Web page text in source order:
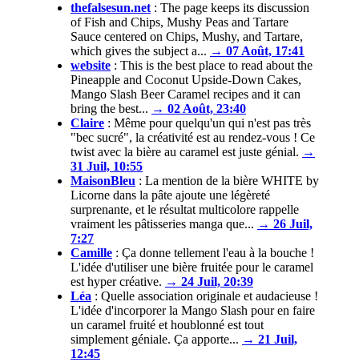
thefalsesun.net : The page keeps its discussion
of Fish and Chips, Mushy Peas and Tartare
Sauce centered on Chips, Mushy, and Tartare,
which gives the subject a... → 07 Août, 17:41
website : This is the best place to read about the
Pineapple and Coconut Upside-Down Cakes,
Mango Slash Beer Caramel recipes and it can
bring the best... → 02 Août, 23:40
Claire : Même pour quelqu'un qui n'est pas très
"bec sucré", la créativité est au rendez-vous ! Ce
twist avec la bière au caramel est juste génial. →
31 Juil, 10:55
MaisonBleu : La mention de la bière WHITE by
Licorne dans la pâte ajoute une légèreté
surprenante, et le résultat multicolore rappelle
vraiment les pâtisseries manga que... → 26 Juil,
7:27
Camille : Ça donne tellement l'eau à la bouche !
L'idée d'utiliser une bière fruitée pour le caramel
est hyper créative. → 24 Juil, 20:39
Léa : Quelle association originale et audacieuse !
L'idée d'incorporer la Mango Slash pour en faire
un caramel fruité et houblonné est tout
simplement géniale. Ça apporte... → 21 Juil,
12:45